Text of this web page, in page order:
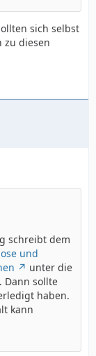
sich selbst
zu diesen
schreibt dem
und
unter die
Dann sollte
haben.
kann